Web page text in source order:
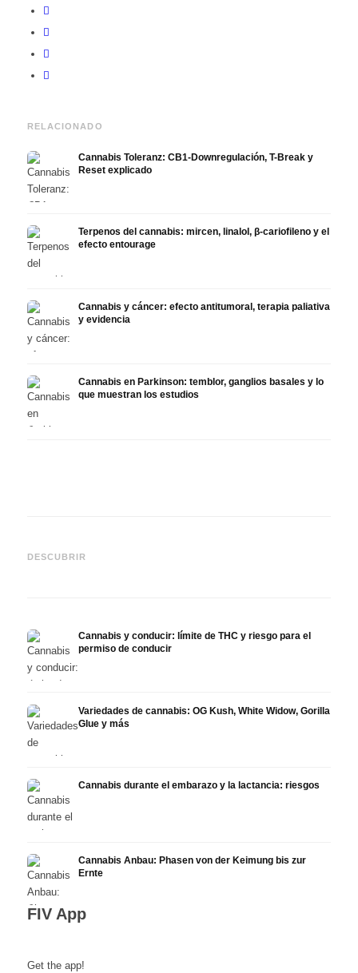
RELACIONADO
Cannabis Toleranz: CB1-Downregulación, T-Break y
Reset explicado
Terpenos del cannabis: mircen, linalol, β-cariofileno y el
efecto entourage
Cannabis y cáncer: efecto antitumoral, terapia paliativa
y evidencia
Cannabis en Parkinson: temblor, ganglios basales y lo
que muestran los estudios
DESCUBRIR
automedición y lo que
Cannabis y conducir: límite de THC y riesgo para el
permiso de conducir
Variedades de cannabis: OG Kush, White Widow, Gorilla
Glue y más
Cannabis durante el embarazo y la lactancia: riesgos
Cannabis Anbau: Phasen von der Keimung bis zur
Ernte
FIV App
Get the app!